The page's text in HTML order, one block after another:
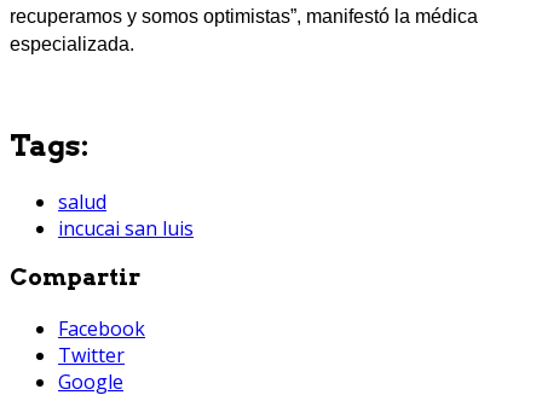
recuperamos y somos optimistas”, manifestó la médica
especializada.
Tags:
salud
incucai san luis
Compartir
Facebook
Twitter
Google